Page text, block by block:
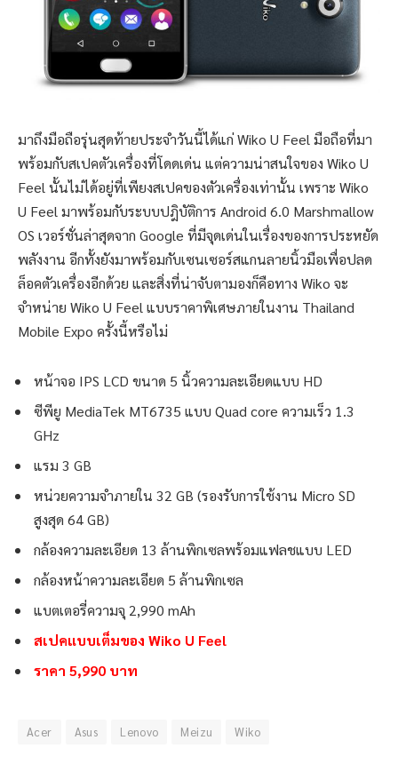
มาถึงมือถือรุ่นสุดท้ายประจำวันนี้ได้แก่ Wiko U Feel มือถือที่มา
พร้อมกับสเปคตัวเครื่องที่โดดเด่น แต่ความน่าสนใจของ Wiko U
Feel นั้นไม่ได้อยู่ที่เพียงสเปคของตัวเครื่องเท่านั้น เพราะ Wiko
U Feel มาพร้อมกับระบบปฎิบัติการ Android 6.0 Marshmallow
OS เวอร์ชั่นล่าสุดจาก Google ที่มีจุดเด่นในเรื่องของการประหยัด
พลังงาน อีกทั้งยังมาพร้อมกับเซนเซอร์สแกนลายนิ้วมือเพื่อปลด
ล็อคตัวเครื่องอีกด้วย และสิ่งที่น่าจับตามองก็คือทาง Wiko จะ
จำหน่าย Wiko U Feel แบบราคาพิเศษภายในงาน Thailand
Mobile Expo ครั้งนี้หรือไม่
หน้าจอ IPS LCD ขนาด 5 นิ้วความละเอียดแบบ HD
ซีพียู MediaTek MT6735 แบบ Quad core ความเร็ว 1.3
GHz
แรม 3 GB
หน่วยความจำภายใน 32 GB (รองรับการใช้งาน Micro SD
สูงสุด 64 GB)
กล้องความละเอียด 13 ล้านพิกเซลพร้อมแฟลชแบบ LED
กล้องหน้าความละเอียด 5 ล้านพิกเซล
แบตเตอรี่ความจุ 2,990 mAh
สเปคแบบเต็มของ Wiko U Feel
ราคา 5,990 บาท
Acer Asus Lenovo Meizu Wiko